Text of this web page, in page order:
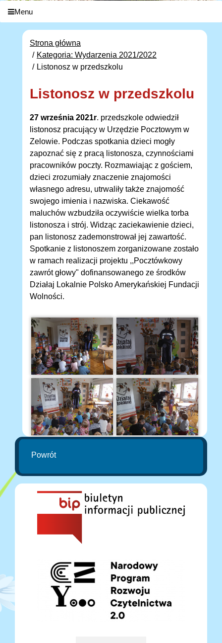
Menu
Strona główna
Kategoria: Wydarzenia 2021/2022
Listonosz w przedszkolu
Listonosz w przedszkolu
27 września 2021r. przedszkole odwiedził
listonosz pracujący w Urzędzie Pocztowym w
Zelowie. Podczas spotkania dzieci mogły
zapoznać się z pracą listonosza, czynnościami
pracowników poczty. Rozmawiając z gościem,
dzieci zrozumiały znaczenie znajomości
własnego adresu, utrwaliły także znajomość
swojego imienia i nazwiska. Ciekawość
maluchów wzbudziła oczywiście wielka torba
listonosza i strój. Widząc zaciekawienie dzieci,
pan listonosz zademonstrował jej zawartość.
Spotkanie z listonoszem zorganizowane zostało
w ramach realizacji projektu ,,Pocztówkowy
zawrót głowy" dofinansowanego ze środków
Działaj Lokalnie Polsko Amerykańskiej Fundacji
Wolności.
Powrót